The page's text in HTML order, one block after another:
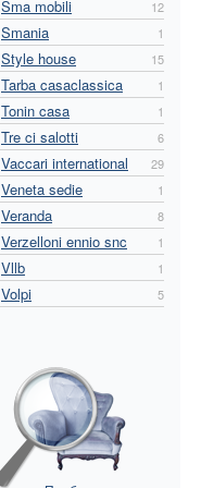
Sma mobili 12
Smania 1
Style house 15
Tarba casaclassica 1
Tonin casa 1
Tre ci salotti 6
Vaccari international 29
Veneta sedie 1
Veranda 8
Verzelloni ennio snc 1
Vllb 1
Volpi 5